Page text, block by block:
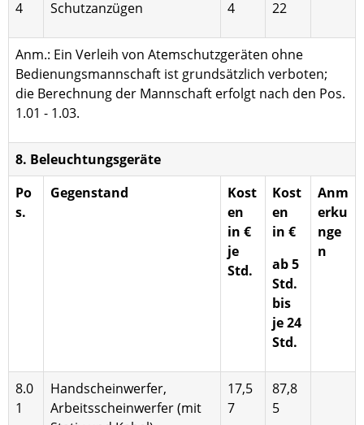
4
Schutzanzügen
4
22
Anm.: Ein Verleih von Atemschutzgeräten ohne
Bedienungsmannschaft ist grundsätzlich verboten;
die Berechnung der Mannschaft erfolgt nach den Pos.
1.01 - 1.03.
8. Beleuchtungsgeräte
Po
s.
Gegenstand
Kost
en
in €
je
Std.
Kost
en
in €
ab 5
Std.
bis
je 24
Std.
Anm
erku
nge
n
8.0
1
Handscheinwerfer,
Arbeitsschein­werfer (mit
17,5
7
87,8
5